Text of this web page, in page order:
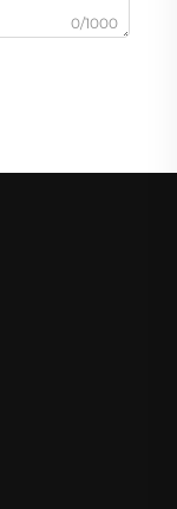
0/1000